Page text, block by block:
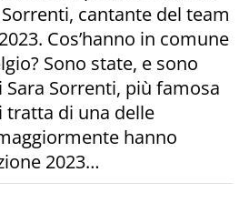
cantante del team
Cos’hanno in comune
Sono state, e sono
Sorrenti, più famosa
tratta di una delle
hanno
2023…